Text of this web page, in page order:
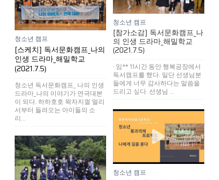
청소년 캠프
[참가소감] 독서문화캠프_나
의 인생 드라마_해밀학교
(2021.7.5)
· 임** 11시간 동안 행복공장에서
독서캠프를 했다. 일단 선생님분
들에게 너무 감사하다는 말씀을
드리고 싶다. 선생님 ...
청소년 캠프
[스케치] 독서문화캠프_나의
인생 드라마_해밀학교
(2021.7.5)
청소년 독서문화캠프_ 나의 인생
드라마_나의 이야기가 연극대본
이 되다. 하하호호 왁자지껄 멀리
서부터 들려오는 아이들의 소
리...
청소년 캠프